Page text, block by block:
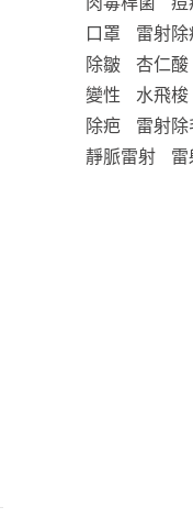
口罩
雷射除
除皺
杏仁酸
變性
水飛梭
除疤
雷射除
靜脈雷射
雷